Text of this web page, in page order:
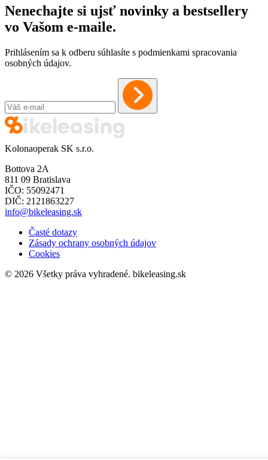
Nenechajte si ujsť novinky a bestsellery
vo Vašom e-maile.
Prihlásením sa k odberu súhlasíte s podmienkami spracovania
osobných údajov.
Kolonaoperak SK s.r.o.
Bottova 2A
811 09 Bratislava
IČO: 55092471
DIČ: 2121863227
info@bikeleasing.sk
Časté dotazy
Zásady ochrany osobných údajov
Cookies
© 2026 Všetky práva vyhradené. bikeleasing.sk